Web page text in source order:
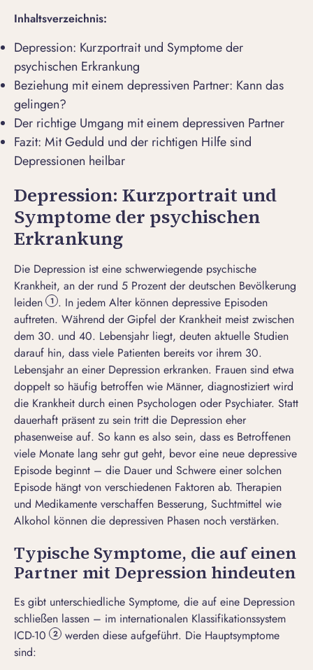
Inhaltsverzeichnis:
Depression: Kurzportrait und Symptome der
psychischen Erkrankung
Beziehung mit einem depressiven Partner: Kann das
gelingen?
Der richtige Umgang mit einem depressiven Partner
Fazit: Mit Geduld und der richtigen Hilfe sind
Depressionen heilbar
Depression: Kurzportrait und
Symptome der psychischen
Erkrankung
Die Depression ist eine schwerwiegende psychische
Krankheit, an der rund 5 Prozent der deutschen Bevölkerung
leiden
1 . In jedem Alter können depressive Episoden
auftreten. Während der Gipfel der Krankheit meist zwischen
dem 30. und 40. Lebensjahr liegt, deuten aktuelle Studien
darauf hin, dass viele Patienten bereits vor ihrem 30.
Lebensjahr an einer Depression erkranken. Frauen sind etwa
doppelt so häufig betroffen wie Männer, diagnostiziert wird
die Krankheit durch einen Psychologen oder Psychiater. Statt
dauerhaft präsent zu sein tritt die Depression eher
phasenweise auf. So kann es also sein, dass es Betroffenen
viele Monate lang sehr gut geht, bevor eine neue depressive
Episode beginnt – die Dauer und Schwere einer solchen
Episode hängt von verschiedenen Faktoren ab. Therapien
und Medikamente verschaffen Besserung, Suchtmittel wie
Alkohol können die depressiven Phasen noch verstärken.
Typische Symptome, die auf einen
Partner mit Depression hindeuten
Es gibt unterschiedliche Symptome, die auf eine Depression
schließen lassen – im internationalen Klassifikationssystem
ICD-10
2
werden diese aufgeführt. Die Hauptsymptome
sind: